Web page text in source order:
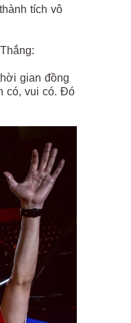
tích vô
gian đồng
có, vui có. Đó